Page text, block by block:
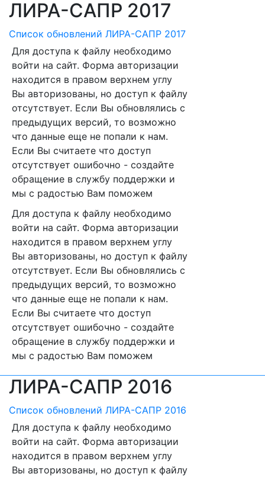
ЛИРА-САПР 2017
Список обновлений ЛИРА-САПР 2017
Для доступа к файлу необходимо
войти на сайт. Форма авторизации
находится в правом верхнем углу
Вы авторизованы, но доступ к файлу
отсутствует. Если Вы обновлялись с
предыдущих версий, то возможно
что данные еще не попали к нам.
Если Вы считаете что доступ
отсутствует ошибочно - создайте
обращение в службу поддержки и
мы с радостью Вам поможем
Для доступа к файлу необходимо
войти на сайт. Форма авторизации
находится в правом верхнем углу
Вы авторизованы, но доступ к файлу
отсутствует. Если Вы обновлялись с
предыдущих версий, то возможно
что данные еще не попали к нам.
Если Вы считаете что доступ
отсутствует ошибочно - создайте
обращение в службу поддержки и
мы с радостью Вам поможем
ЛИРА-САПР 2016
Список обновлений ЛИРА-САПР 2016
Для доступа к файлу необходимо
войти на сайт. Форма авторизации
находится в правом верхнем углу
Вы авторизованы, но доступ к файлу